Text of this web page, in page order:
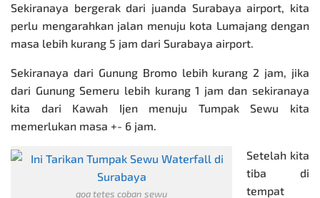
Sekiranaya bergerak dari juanda Surabaya airport, kita
perlu mengarahkan jalan menuju kota Lumajang dengan
masa lebih kurang 5 jam dari Surabaya airport.
Sekiranaya dari Gunung Bromo lebih kurang 2 jam, jika
dari Gunung Semeru lebih kurang 1 jam dan sekiranaya
kita dari Kawah Ijen menuju Tumpak Sewu kita
memerlukan masa +- 6 jam.
goa tetes coban sewu
Setelah kita
tiba di
tempat